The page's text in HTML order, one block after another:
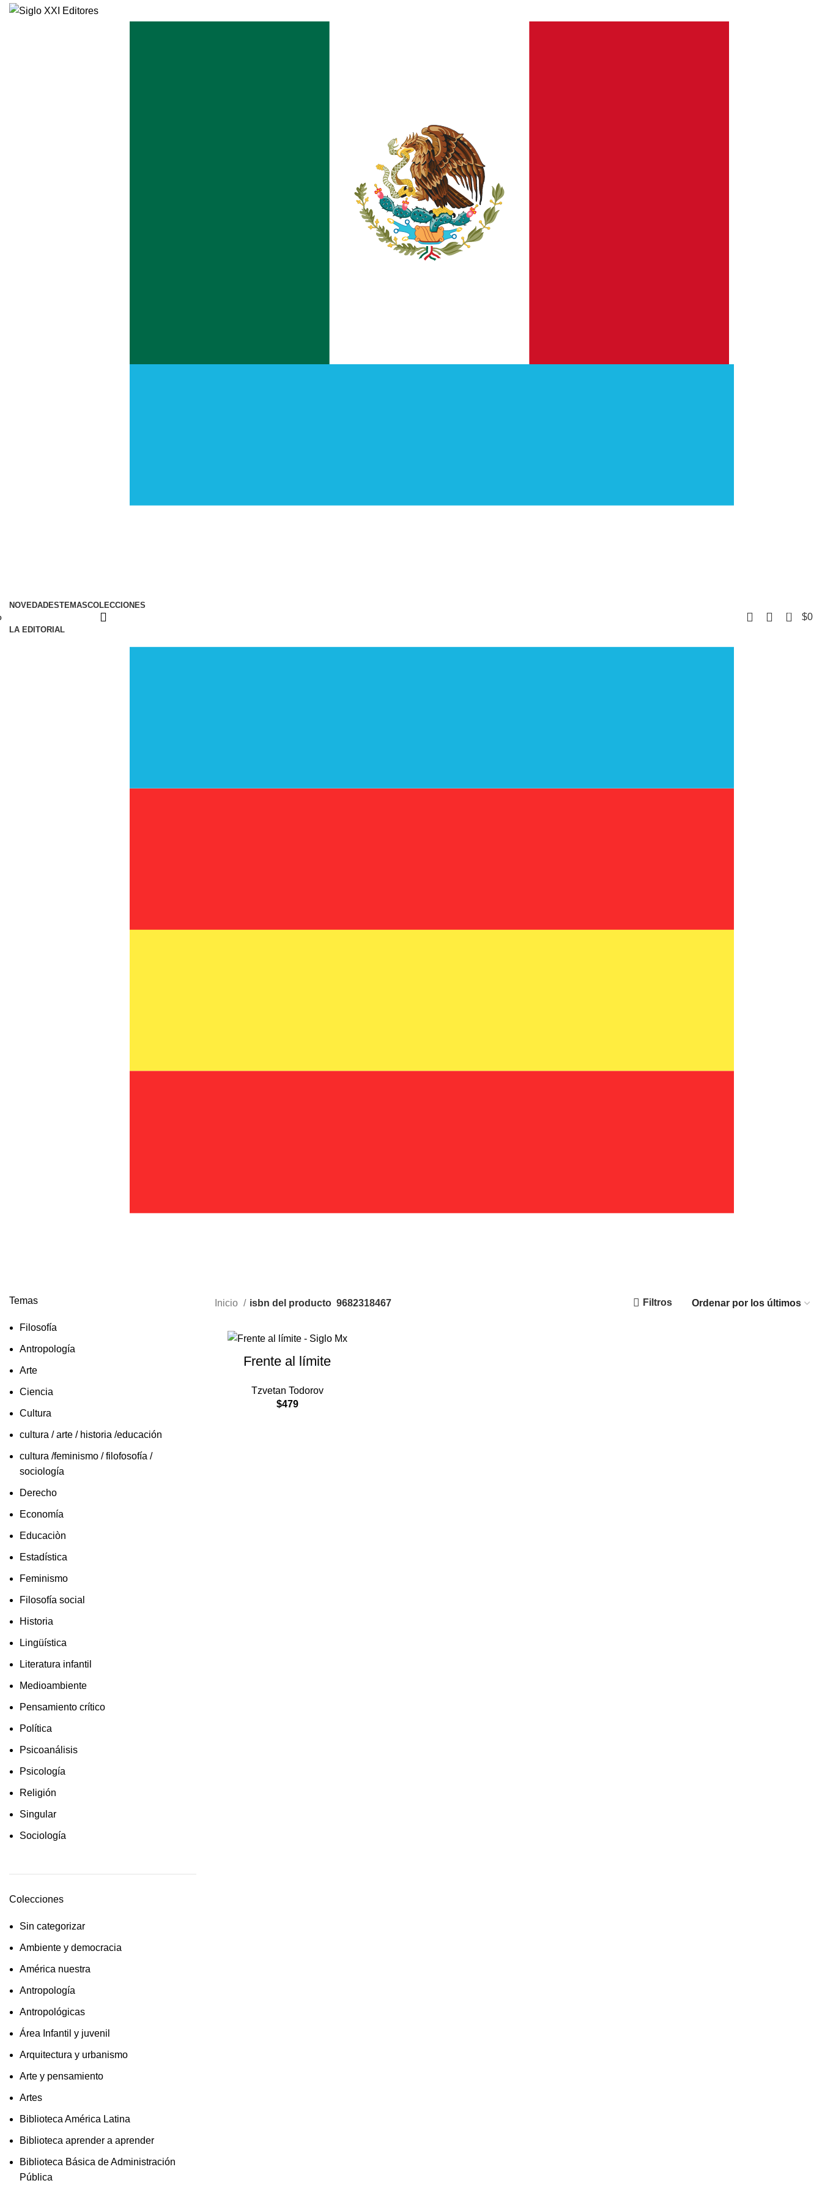
NOVEDADESTEMASCOLECCIONES
LA EDITORIAL
0 $0
Temas
Filosofía
Antropología
Arte
Ciencia
Cultura
cultura / arte / historia /educación
cultura /feminismo / filofosofía /
sociología
Derecho
Economía
Educaciòn
Estadística
Feminismo
Filosofía social
Historia
Lingüística
Literatura infantil
Medioambiente
Pensamiento crítico
Política
Psicoanálisis
Psicología
Religión
Singular
Sociología
Colecciones
Sin categorizar
Ambiente y democracia
América nuestra
Antropología
Antropológicas
Área Infantil y juvenil
Arquitectura y urbanismo
Arte y pensamiento
Artes
Biblioteca América Latina
Biblioteca aprender a aprender
Biblioteca Básica de Administración
Pública
Inicio isbn del producto 9682318467 Filtros
Frente al límite
Tzvetan Todorov
$479